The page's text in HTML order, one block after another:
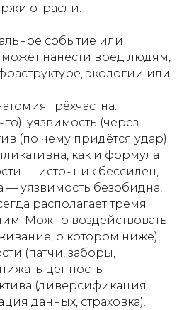
отрасли.
событие или
нанести вред людям,
экологии или
трёхчастна:
уязвимость (через
(по чему придётся удар).
как и формула
— источник бессилен,
— уязвимость безобидна,
располагает тремя
Можно воздействовать
о котором ниже),
(патчи, заборы,
ценность
(диверсификация
данных, страховка).